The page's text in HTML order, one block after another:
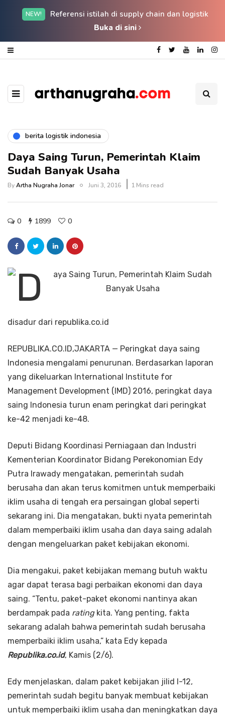
NEW!
Referensi istilah di supply chain dan logistik
Buka di sini
berita logistik indonesia
Daya Saing Turun, Pemerintah Klaim
Sudah Banyak Usaha
ByArtha Nugraha Jonar Juni 3, 2016 1 Mins read
0 1899 0
disadur dari republika.co.id
REPUBLIKA.CO.ID,JAKARTA — Peringkat daya saing
Indonesia mengalami penurunan. Berdasarkan laporan
yang dikeluarkan International Institute for
Management Development (IMD) 2016, peringkat daya
saing Indonesia turun enam peringkat dari peringkat
ke-42 menjadi ke-48.
Deputi Bidang Koordinasi Perniagaan dan Industri
Kementerian Koordinator Bidang Perekonomian Edy
Putra Irawady mengatakan, pemerintah sudah
berusaha dan akan terus komitmen untuk memperbaiki
iklim usaha di tengah era persaingan global seperti
sekarang ini. Dia mengatakan, bukti nyata pemerintah
dalam memperbaiki iklim usaha dan daya saing adalah
dengan mengeluarkan paket kebijakan ekonomi.
Dia mengakui, paket kebijakan memang butuh waktu
agar dapat terasa bagi perbaikan ekonomi dan daya
saing. “Tentu, paket-paket ekonomi nantinya akan
berdampak pada ratingkita. Yang penting, fakta
sekarang adalah bahwa pemerintah sudah berusaha
memperbaiki iklim usaha,” kata Edy kepada
Republika.co.id, Kamis (2/6).
Edy menjelaskan, dalam paket kebijakan jilid I-12,
pemerintah sudah begitu banyak membuat kebijakan
untuk memperbaiki iklim usaha dan meningkatkan daya